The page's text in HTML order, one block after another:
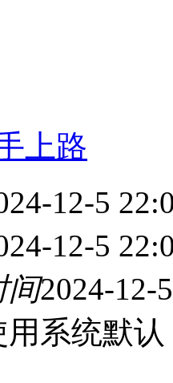
上路
12-5
12-5
间2024-12-
用系统默认